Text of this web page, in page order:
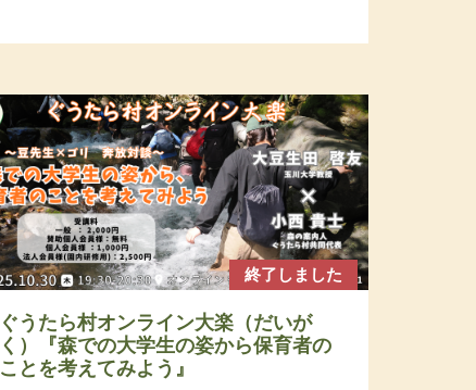
終了しました
ぐうたら村オンライン大楽（だいが
く）『森での大学生の姿から保育者の
ことを考えてみよう』